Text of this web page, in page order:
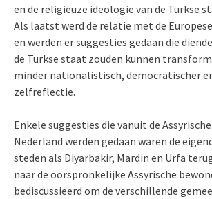
en de religieuze ideologie van de Turkse
Als laatst werd de relatie met de
en werden er suggesties gedaan die
de Turkse staat zouden kunnen
minder nationalistisch, democratischer
zelfreflectie.
Enkele suggesties die vanuit de
Nederland werden gedaan waren de
steden als Diyarbakir, Mardin en Urfa
naar de oorspronkelijke Assyrische
bediscussieerd om de verschillende